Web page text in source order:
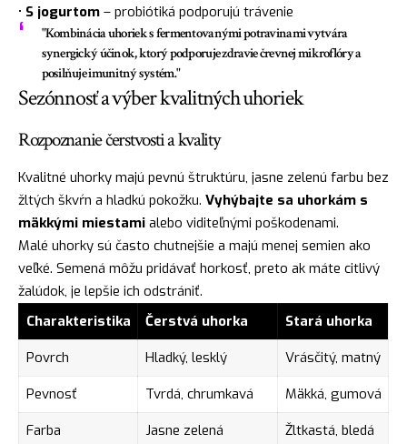
• S jogurtom – probiótiká podporujú trávenie
"Kombinácia uhoriek s fermentovanými potravinami vytvára
synergický účinok, ktorý podporuje zdravie črevnej mikroflóry a
posilňuje imunitný systém."
Sezónnosť a výber kvalitných uhoriek
Rozpoznanie čerstvosti a kvality
Kvalitné uhorky majú pevnú štruktúru, jasne zelenú farbu bez
žltých škvŕn a hladkú pokožku. Vyhýbajte sa uhorkám s
mäkkými miestami alebo viditeľnými poškodenami.
Malé uhorky sú často chutnejšie a majú menej semien ako
veľké. Semená môžu pridávať horkosť, preto ak máte citlivý
žalúdok, je lepšie ich odstrániť.
Charakteristika
Čerstvá uhorka
Stará uhorka
Povrch
Hladký, lesklý
Vrásčitý, matný
Pevnosť
Tvrdá, chrumkavá
Mäkká, gumová
Farba
Jasne zelená Žltkastá, bledá